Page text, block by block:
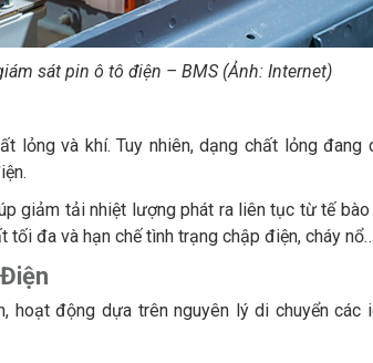
sát pin ô tô điện – BMS (Ảnh: Internet)
lỏng và khí. Tuy nhiên, dạng chất lỏng đang
giảm tải nhiệt lượng phát ra liên tục từ tế
đa và hạn chế tình trạng chập điện, cháy nổ…
hoạt động dựa trên nguyên lý di chuyển